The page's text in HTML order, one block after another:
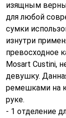
изящным
для любой
сумки
изнутри
превосходное
Mosart Custini,
девушку.
ремешками на
руке.
- 1 отделение